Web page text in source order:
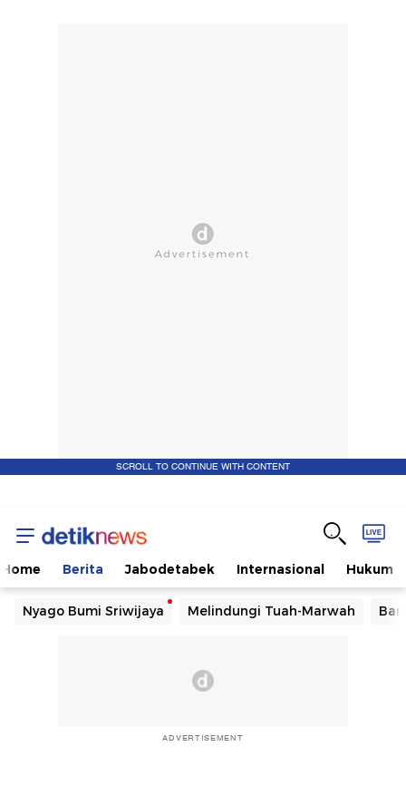
SCROLL TO CONTINUE WITH CONTENT
Home Berita Jabodetabek Internasional Hukum
Nyago Bumi Sriwijaya Melindungi Tuah-Marwah
ADVERTISEMENT